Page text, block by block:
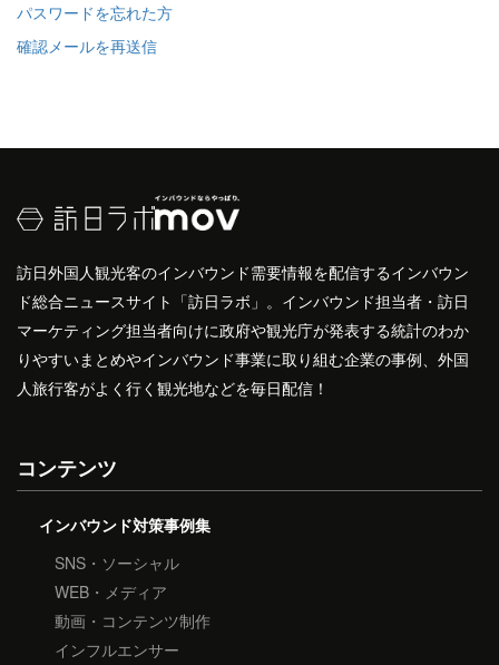
パスワードを忘れた方
確認メールを再送信
訪日外国人観光客のインバウンド需要情報を配信するインバウン
ド総合ニュースサイト「訪日ラボ」。インバウンド担当者・訪日
マーケティング担当者向けに政府や観光庁が発表する統計のわか
りやすいまとめやインバウンド事業に取り組む企業の事例、外国
人旅行客がよく行く観光地などを毎日配信！
コンテンツ
インバウンド対策事例集
SNS・ソーシャル
WEB・メディア
動画・コンテンツ制作
インフルエンサー